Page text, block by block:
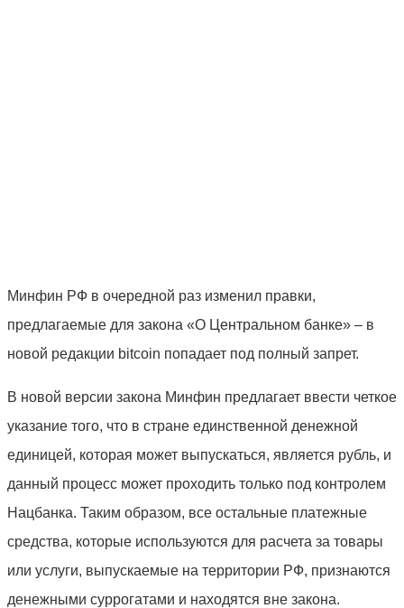
Минфин РФ в очередной раз изменил правки,
предлагаемые для закона «О Центральном банке» – в
новой редакции bitcoin попадает под полный запрет.
В новой версии закона Минфин предлагает ввести четкое
указание того, что в стране единственной денежной
единицей, которая может выпускаться, является рубль, и
данный процесс может проходить только под контролем
Нацбанка. Таким образом, все остальные платежные
средства, которые используются для расчета за товары
или услуги, выпускаемые на территории РФ, признаются
денежными суррогатами и находятся вне закона.